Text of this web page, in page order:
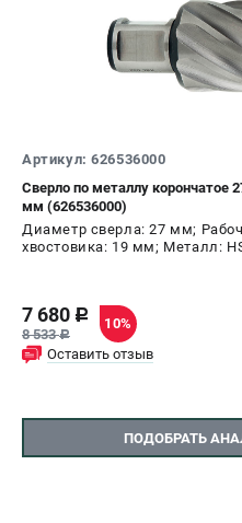
Артикул: 626536000
Сверло по металлу корончатое
мм (626536000)
Диаметр сверла: 27 мм;
хвостовика: 19 мм; Металл:
7 680 c
8 533c
10%
Оставить отзыв
ПОДОБРАТЬ